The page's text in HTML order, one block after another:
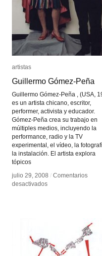
artistas
Guillermo Gómez-Peña
Guillermo Gómez-Peña , (USA,
es un artista chicano, escritor,
performer, activista y educador.
Gómez-Peña crea su trabajo en
múltiples medios, incluyendo la
performance, radio y la TV
experimental, el vídeo, la
la instalación. El artista explora
tópicos
julio 29, 2008 / Comentarios
desactivadosen
artistas
Guillermo Gómez-Peña
julio 29, 2008 / Comentarios
desactivadosen